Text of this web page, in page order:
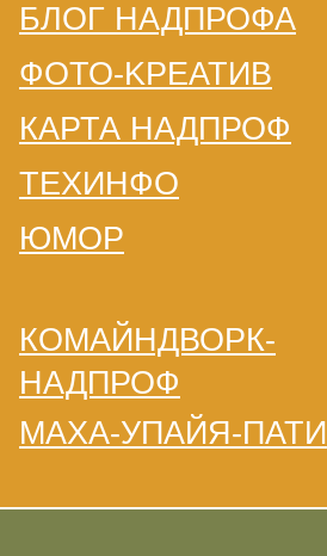
БЛОГ НАДПРОФА
ФОТО-KРЕАТИВ
КАРТА НАДПРОФ
ТЕХИНФО
ЮМОР
КОМАЙНДВОРК-
НАДПРОФ
МАХА-УПАЙЯ-ПАТИ